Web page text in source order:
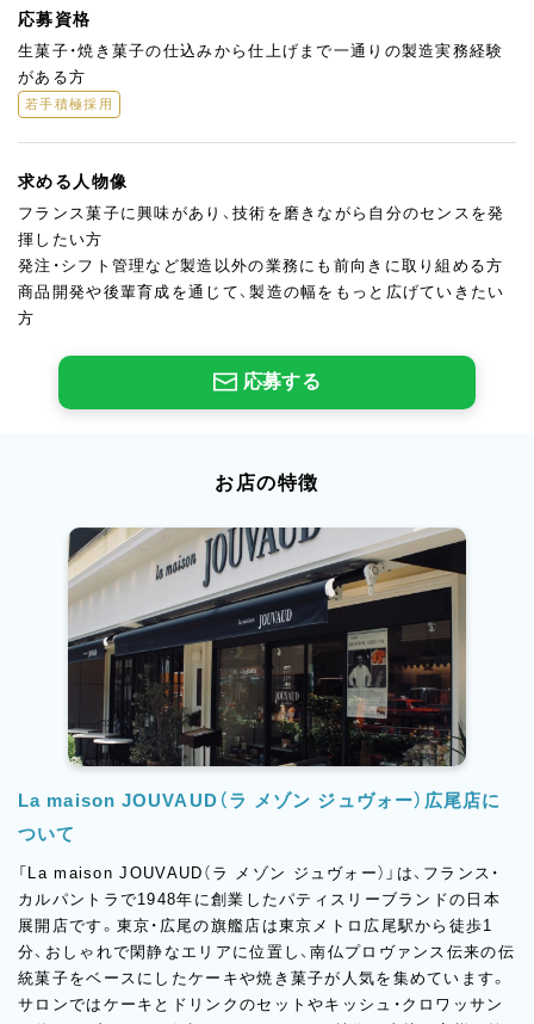
応募資格
生菓子・焼き菓子の仕込みから仕上げまで一通りの製造実務経験
がある方
若手積極採用
求める人物像
フランス菓子に興味があり、技術を磨きながら自分のセンスを発
揮したい方
発注・シフト管理など製造以外の業務にも前向きに取り組める方
商品開発や後輩育成を通じて、製造の幅をもっと広げていきたい
方
応募する
お店の特徴
La maison JOUVAUD（ラ メゾン ジュヴォー）広尾店に
ついて
「La maison JOUVAUD（ラ メゾン ジュヴォー）」は、フランス・
カルパントラで1948年に創業したパティスリーブランドの日本
展開店です。東京・広尾の旗艦店は東京メトロ広尾駅から徒歩1
分、おしゃれで閑静なエリアに位置し、南仏プロヴァンス伝来の伝
統菓子をベースにしたケーキや焼き菓子が人気を集めています。
サロンではケーキとドリンクのセットやキッシュ・クロワッサン